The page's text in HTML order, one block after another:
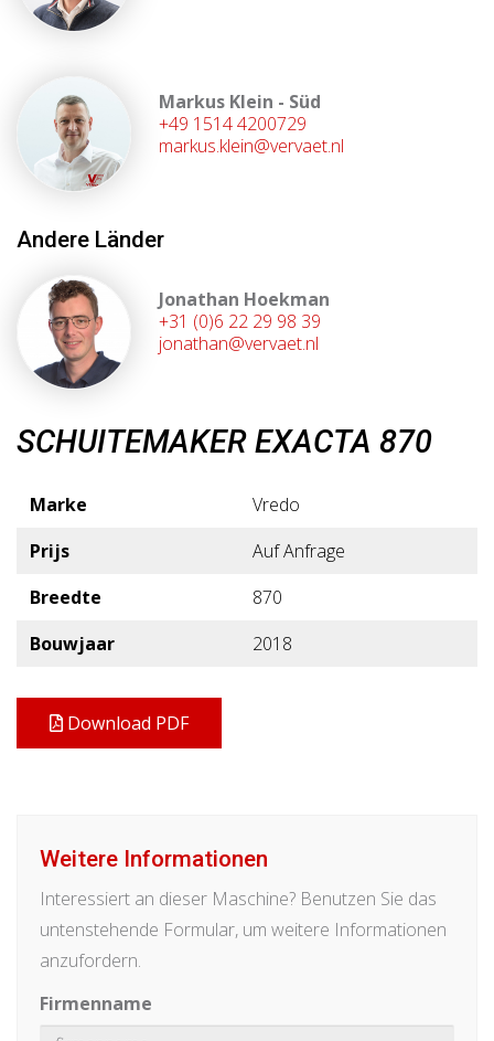
Markus Klein - Süd
+49 1514 4200729
markus.klein@vervaet.nl
Andere Länder
Jonathan Hoekman
+31 (0)6 22 29 98 39
jonathan@vervaet.nl
SCHUITEMAKER EXACTA 870
Marke
Vredo
Prijs
Auf Anfrage
Breedte
870
Bouwjaar
2018
Download PDF
Weitere Informationen
Interessiert an dieser Maschine? Benutzen Sie das
untenstehende Formular, um weitere Informationen
anzufordern.
Firmenname